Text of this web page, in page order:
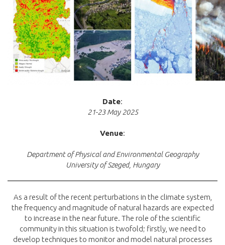
Date:
21-23 May 2025
Venue:
Department of Physical and Environmental Geography
University of Szeged, Hungary
As a result of the recent perturbations in the climate system,
the frequency and magnitude of natural hazards are expected
to increase in the near future. The role of the scientific
community in this situation is twofold; firstly, we need to
develop techniques to monitor and model natural processes